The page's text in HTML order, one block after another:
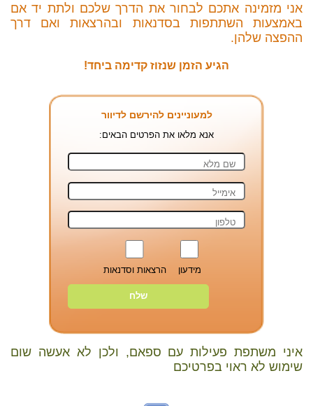
אני מזמינה אתכם לבחור את הדרך שלכם ולתת יד אם
באמצעות השתתפות בסדנאות ובהרצאות ואם דרך
ההפצה שלהן.
הגיע הזמן שנזוז קדימה ביחד!
למעוניינים להירשם לדיוור
אנא מלאו את הפרטים הבאים:
מידעון הרצאות וסדנאות
איני משתפת פעילות עם ספאם, ולכן לא אעשה שום
שימוש לא ראוי בפרטיכם